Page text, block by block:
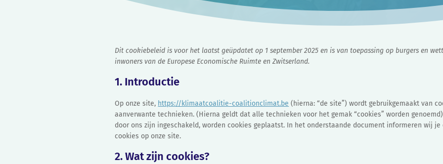
Dit cookiebeleid is voor het laatst geüpdatet op 1 september 2025 en is van toepassing op burgers en
inwoners van de Europese Economische Ruimte en Zwitserland.
1. Introductie
Op onze site, https://klimaatcoalitie-coalitionclimat.be (hierna: “de site”) wordt gebruikgemaakt van
aanverwante technieken. (Hierna geldt dat alle technieken voor het gemak “cookies” worden
door ons zijn ingeschakeld, worden cookies geplaatst. In het onderstaande document informeren wij je
cookies op onze site.
2. Wat zijn cookies?